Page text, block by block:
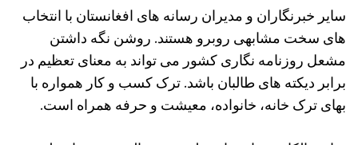
سایر خبرنگاران و مدیران رسانه های افغانستان با انتخاب
های سخت مشابهی روبرو هستند. روشن نگه داشتن
مشعل روزنامه نگاری کشور می تواند به معنای تعظیم در
برابر دیکته های طالبان باشد. ترک کسب و کار همواره با
بهای ترک خانه، خانواده، معیشت و حرفه همراه است.